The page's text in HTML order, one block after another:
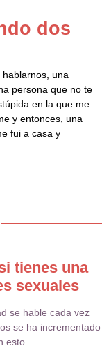
dos
una
persona que no te
en la que me
y entonces, una
fui a casa y
tienes una
sexuales
se hable cada vez
se ha incrementado
esto.